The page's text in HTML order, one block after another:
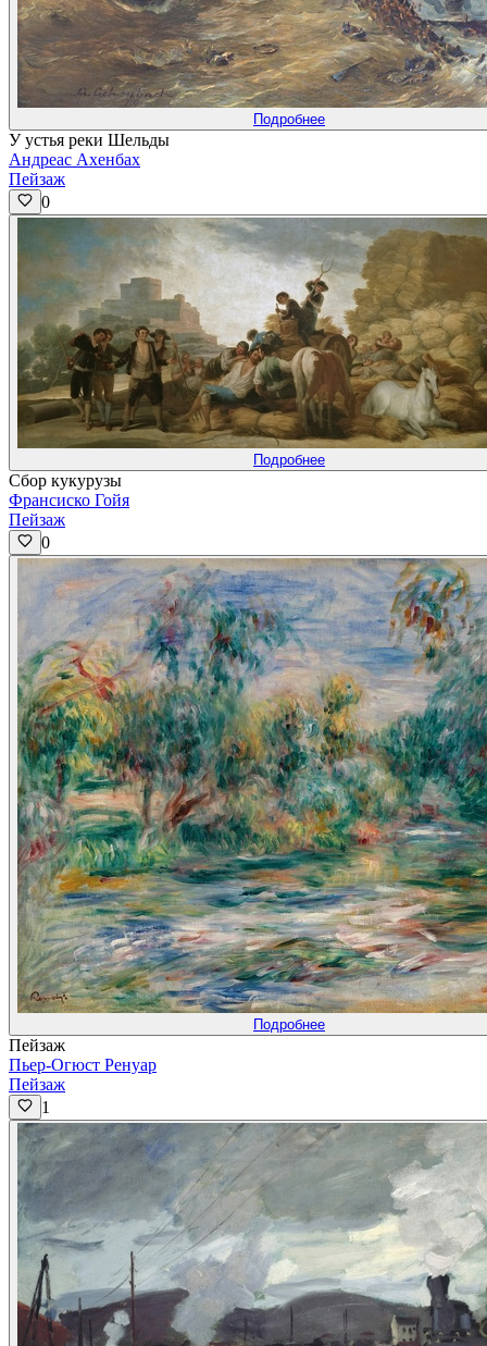
Подробнее
У устья реки Шельды
Андреас Ахенбах
Пейзаж
0
Подробнее
Сбор кукурузы
Франсиско Гойя
Пейзаж
0
Подробнее
Пейзаж
Пьер-Огюст Ренуар
Пейзаж
1